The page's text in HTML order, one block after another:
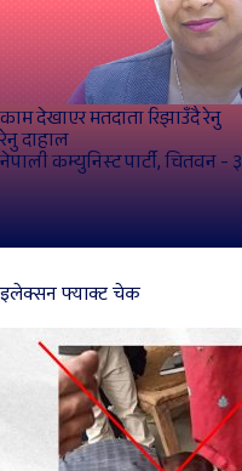
काम देखाएर मतदाता रिझाउँदै रेनु
रेनु दाहाल
नेपाली कम्युनिस्ट पार्टी, चितवन - ३
इलेक्सन फ्याक्ट चेक